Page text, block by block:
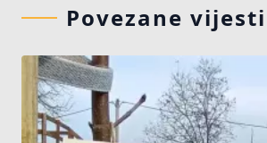
Povezane vijesti